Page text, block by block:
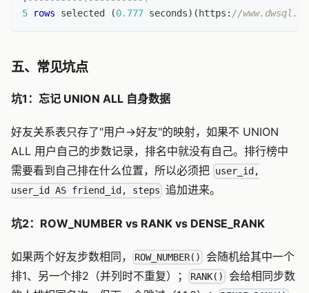
5
rows selected (0.777 seconds) ( https: //
五、常见坑点
坑1：忘记 UNION ALL 自身数据
好友关系表只存了"用户→好友"的映射，如果不 UNION
ALL 用户自己的步数记录，排名中就没有自己。排行榜中
需要看到自己排在什么位置，所以必须把 user_id,
user_id AS friend_id, steps 追加进来。
坑2：ROW_NUMBER vs RANK vs DENSE_RANK
如果两个好友步数相同， ROW_NUMBER()
会随机给其中一个
排1、另一个排2（并列时不重复）；
RANK()
会给相同步数